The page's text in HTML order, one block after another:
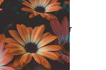
Caroline Brewer
Webb